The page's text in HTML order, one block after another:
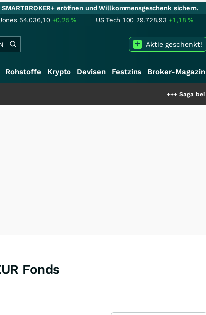
eröffnen und Willkommensgeschenk sichern.
54.036,10 +0,25% US Tech 100 29.728,93 +1,18%
Aktie geschenkt!
Rohstoffe Krypto Devisen Festzins Broker-Magazin
Saga bei 0,53
Fonds